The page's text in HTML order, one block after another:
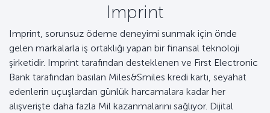
Imprint
Imprint, sorunsuz ödeme deneyimi sunmak için önde
gelen markalarla iş ortaklığı yapan bir finansal teknoloji
şirketidir. Imprint tarafından desteklenen ve First Electronic
Bank tarafından basılan Miles&Smiles kredi kartı, seyahat
edenlerin uçuşlardan günlük harcamalara kadar her
alışverişte daha fazla Mil kazanmalarını sağlıyor. Dijital